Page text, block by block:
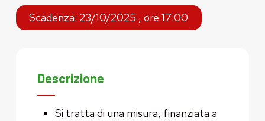
Scadenza: 23/10/2025 , ore 17:00
Descrizione
Si tratta di una misura, finanziata a